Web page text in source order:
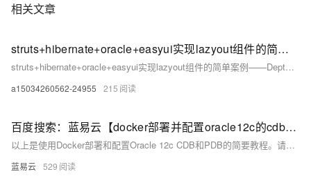
相关文章
struts+hibernate+oracle+easyui实现lazyout组件的简单案例——Dept实体类和对应的配置信息
struts+hibernate+oracle+easyui实现lazyout组件的简单案例——Dept实体类和对应的配置信息
a15034260562-24955 215
百度搜索：蓝易云【docker部署并配置oracle12c的cdb和pdb教程！】
以上是使用Docker部署和配置Oracle 12c CDB和PDB的简要教程。请注意，这只是一个概述，并且可能需要根据你的实际情况进行适当的调整和配置。建议参考Oracle官方文档和相关资源，以获得更详细和全面的指导。
蓝易云 529